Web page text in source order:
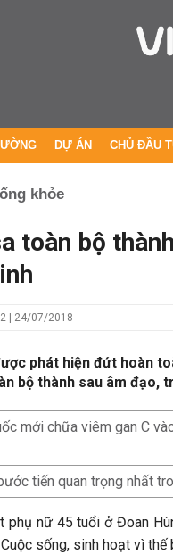
DỰ ÁN CHỦ ĐẦU
khỏe
toàn bộ
| 24/07/2018
phát hiện đứt hoàn
bộ thành sau âm đạo,
mới chữa viêm gan C
tiến quan trọng nhất
phụ nữ 45 tuổi ở Đoan
sống, sinh hoạt vì